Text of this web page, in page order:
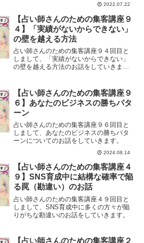
2022.07.22
【占い師さんのための集客講座９
４】「実績がないからできない」
の壁を越える方法
占い師さんのための集客講座９４回目と
しまして、「実績がないからできない」
の壁を越える方法のお話をしていきま
【占い師さんのための集客講座９
６】あなたのビジネスの勝ちパタ
ーン
占い師さんのための集客講座９６回目と
しまして、あなたのビジネスの勝ちパタ
ーンについてのお話をしていきます。
2024.08.14
【占い師さんのための集客講座４
９】SNS育成中に結構な確率で陥
る罠（勘違い）のお話
占い師さんのための集客講座４９回目と
しまして、SNS育成中に多くの方々が陥
りがちな勘違いのお話をしていきます。
【占い師さんのための集客講座２